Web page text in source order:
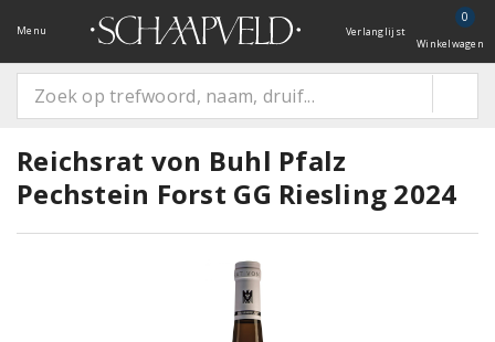
Menu Verlanglijst
0
Winkelwagen
Reichsrat von Buhl Pfalz
Pechstein Forst GG Riesling 2024